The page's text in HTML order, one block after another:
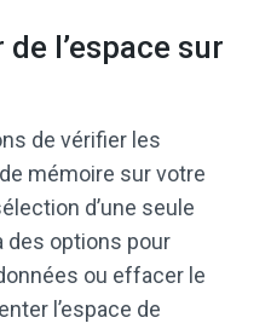
l’espace sur
de vérifier les
mémoire sur votre
d’une seule
des options pour
ou effacer le
l’espace de